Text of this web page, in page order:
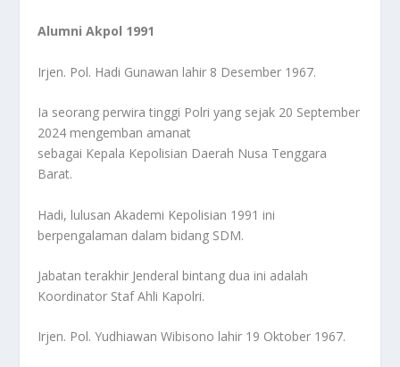
Alumni Akpol 1991
Irjen. Pol. Hadi Gunawan lahir 8 Desember 1967.
Ia seorang perwira tinggi Polri yang sejak 20 September
2024 mengemban amanat
sebagai Kepala Kepolisian Daerah Nusa Tenggara
Barat.
Hadi, lulusan Akademi Kepolisian 1991 ini
berpengalaman dalam bidang SDM.
Jabatan terakhir Jenderal bintang dua ini adalah
Koordinator Staf Ahli Kapolri.
Irjen. Pol. Yudhiawan Wibisono lahir 19 Oktober 1967.